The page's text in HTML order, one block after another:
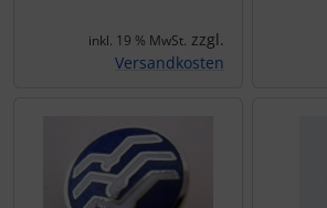
inkl. 19 % MwSt. zzgl.
Versandkosten